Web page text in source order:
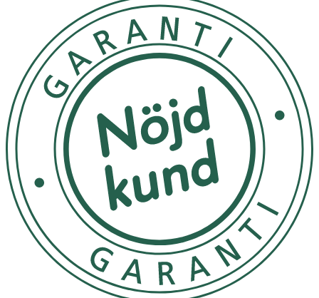
Inga speciella förvaringsinstruktioner för denna produkt.
OK för gravida och ammande:
Ingredienser:
Tyg i Polyester och Bomull. PU spärrskikt. Polyestervadd
som fyllning.